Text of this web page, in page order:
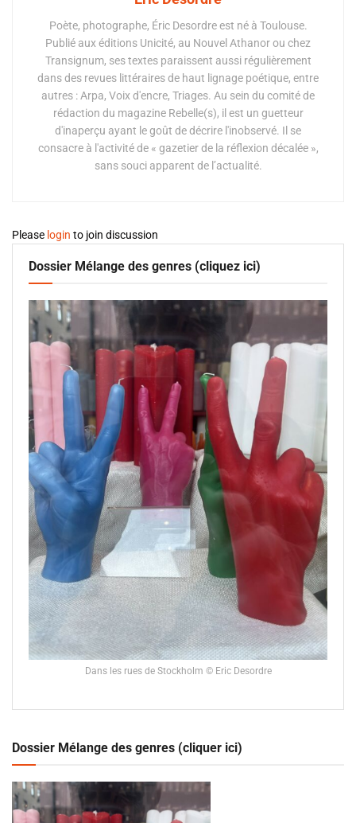
Poète, photographe, Éric Desordre est né à Toulouse.
Publié aux éditions Unicité, au Nouvel Athanor ou chez
Transignum, ses textes paraissent aussi régulièrement
dans des revues littéraires de haut lignage poétique, entre
autres : Arpa, Voix d'encre, Triages. Au sein du comité de
rédaction du magazine Rebelle(s), il est un guetteur
d'inaperçu ayant le goût de décrire l'inobservé. Il se
consacre à l'activité de « gazetier de la réflexion décalée »,
sans souci apparent de l’actualité.
Please login to join discussion
Dossier Mélange des genres (cliquez ici)
Dans les rues de Stockholm © Eric Desordre
Dossier Mélange des genres (cliquer ici)